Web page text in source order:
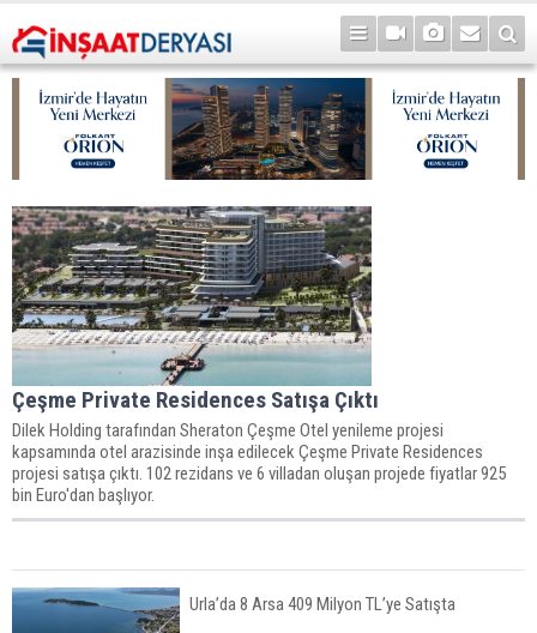
Çeşme Private Residences Satışa Çıktı
Dilek Holding tarafından Sheraton Çeşme Otel yenileme projesi
kapsamında otel arazisinde inşa edilecek Çeşme Private Residences
projesi satışa çıktı. 102 rezidans ve 6 villadan oluşan projede fiyatlar 925
bin Euro'dan başlıyor.
Urla’da 8 Arsa 409 Milyon TL’ye Satışta